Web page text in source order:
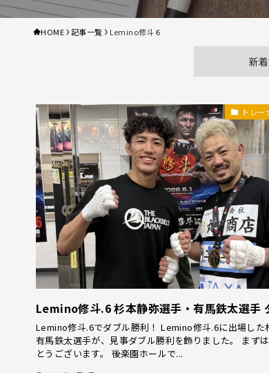
HOME 記事一覧 Lemino修斗６
新
トレー
Lemino修斗.6 杉本静弥選手・有馬鉄太選手
Lemino修斗.6でダブル勝利！ Lemino修斗.6に出場した
有馬鉄太選手が、見事ダブル勝利を飾りました。 まず
とうございます。 後楽園ホールで...